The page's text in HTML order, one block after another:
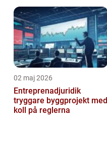
02 maj 2026
Entreprenadjuridik
tryggare byggprojekt med
koll på reglerna